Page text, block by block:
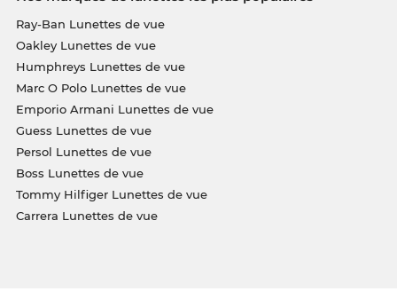
Ray-Ban Lunettes de vue
Oakley Lunettes de vue
Humphreys Lunettes de vue
Marc O Polo Lunettes de vue
Emporio Armani Lunettes de vue
Guess Lunettes de vue
Persol Lunettes de vue
Boss Lunettes de vue
Tommy Hilfiger Lunettes de vue
Carrera Lunettes de vue